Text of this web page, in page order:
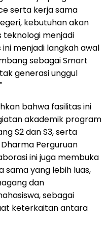
serta kerja sama
kebutuhan akan
menjadi
menjadi langkah awal
sebagai Smart
generasi unggul
bahwa fasilitas ini
akademik program
S2 dan S3, serta
Perguruan
ini juga membuka
sama yang lebih luas,
dan
sebagai
keterkaitan antara